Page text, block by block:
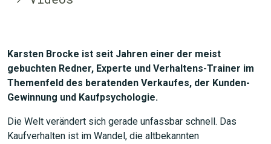
Karsten Brocke ist seit Jahren einer der meist
gebuchten Redner, Experte und Verhaltens-Trainer im
Themenfeld des beratenden Verkaufes, der Kunden-
Gewinnung und Kaufpsychologie.
Die Welt verändert sich gerade unfassbar schnell. Das
Kaufverhalten ist im Wandel, die altbekannten